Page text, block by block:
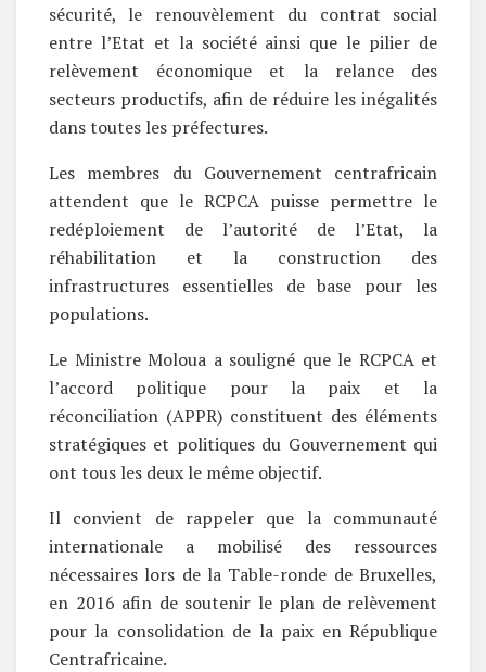
sécurité, le renouvèlement du contrat social
entre l’Etat et la société ainsi que le pilier de
relèvement économique et la relance des
secteurs productifs, afin de réduire les inégalités
dans toutes les préfectures.
Les membres du Gouvernement centrafricain
attendent que le RCPCA puisse permettre le
redéploiement de l’autorité de l’Etat, la
réhabilitation et la construction des
infrastructures essentielles de base pour les
populations.
Le Ministre Moloua a souligné que le RCPCA et
l’accord politique pour la paix et la
réconciliation (APPR) constituent des éléments
stratégiques et politiques du Gouvernement qui
ont tous les deux le même objectif.
Il convient de rappeler que la communauté
internationale a mobilisé des ressources
nécessaires lors de la Table-ronde de Bruxelles,
en 2016 afin de soutenir le plan de relèvement
pour la consolidation de la paix en République
Centrafricaine.